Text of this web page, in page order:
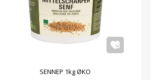
SENNEP 1kg ØKO